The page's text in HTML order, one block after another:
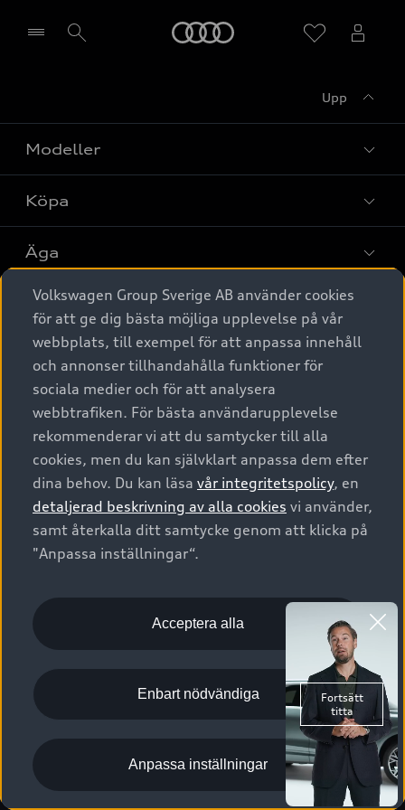
Upp
Modeller
Alla modeller
Elbilar
A6 modellerna
SUV
Avant
Audi Sport
Köpa
Privaterbjudanden
Privatleasing
Nya bilar i lager
Begagnade bilar i lager
Audi approved :plus - så gott som nya
Finansiering
Audi exclusive
Provkörning
Äga
Service & tillbehör
Audi digital services
Originaltillbehör - köp online
Garantier
Försäkring
Digitala manualer för din Audi
Audi Collection – livsstilsartiklar
Vanliga frågor
2G/3G nätet stängs ned - Hur påverkas min bil av detta?
Tjänstebil
Tjänstebil
Business lease online
Företagsleasing
Om Audi Sverige
Kontakta oss
Audi Återförsäljare/-serviceverkstad
myAudi
Pressmeddelanden
Nyhetsbrev
Vårt hållbarhetsarbete
Lediga tjänster huvudkontor
Lediga tjänster hos Audi Återförsäljare
Kommentar till mediauppgifter om dataläcka
© 2026 AUDI SVERIGE. All Rights Reserved.
Utgivare Juridiskt
Juridiskt Audi AG
Juridiskt Audi Digital Giveaway
Anpassa inställningar för cookies
Visselblåsarkanaler
Volkswagen Group Sverige AB använder cookies
för att ge dig bästa möjliga upplevelse på vår
webbplats, till exempel för att anpassa innehåll
och annonser tillhandahålla funktioner för
sociala medier och för att analysera
webbtrafiken. För bästa användarupplevelse
rekommenderar vi att du samtycker till alla
cookies, men du kan självklart anpassa dem efter
dina behov. Du kan läsa vår integritetspolicy, en
detaljerad beskrivning av alla cookies vi använder,
samt återkalla ditt samtycke genom att klicka på
"Anpassa inställningar“.
Acceptera alla
Enbart nödvändiga
Anpassa inställningar